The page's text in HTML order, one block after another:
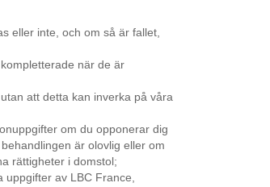
eller inte, och om så är fallet,
när de är
att detta kan inverka på våra
om du opponerar dig
är olovlig eller om
rättigheter i domstol;
av LBC France,